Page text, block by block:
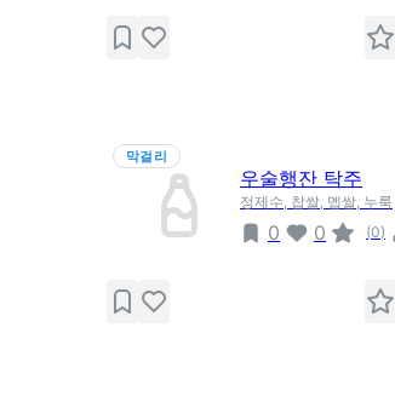
막걸리
우술행잔 탁주
정제수, 찹쌀, 멥쌀, 누룩
0 0 (0)